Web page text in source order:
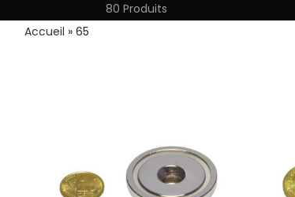
80 Produits
Accueil » 65